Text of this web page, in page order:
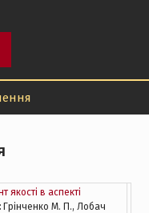
в аспекті
Грінченко М. П., Лобач